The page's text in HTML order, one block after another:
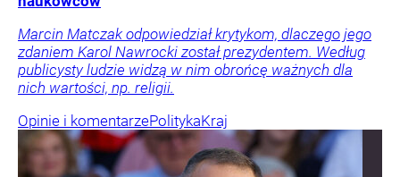
Marcin Matczak odpowiedział krytykom, dlaczego jego
zdaniem Karol Nawrocki został prezydentem. Według
publicysty ludzie widzą w nim obrońcę ważnych dla
nich wartości, np. religii.
Opinie i komentarzePolitykaKraj